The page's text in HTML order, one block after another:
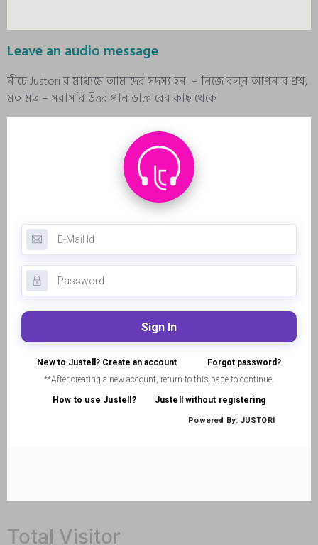
Leave an audio message
নীচে Justori র মাধ্যমে আমাদের সদস্য হন – নিজে বলুন আপনার প্রশ্ন,
মতামত – সরাসরি উত্তর পান ডাক্তারের কাছ থেকে
Total Visitor